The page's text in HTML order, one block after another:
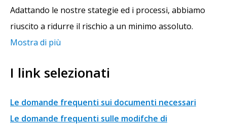
Adattando le nostre stategie ed i processi, abbiamo
riuscito a ridurre il rischio a un minimo assoluto.
Mostra di più
I link selezionati
Le domande frequenti sui documenti necessari
Le domande frequenti sulle modifche di